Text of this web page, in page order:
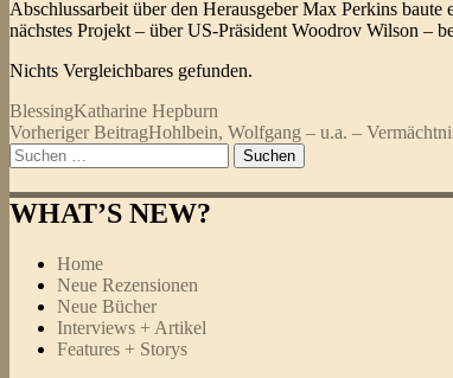
Abschlussarbeit über den Herausgeber Max Perkins
nächstes Projekt – über US-Präsident Woodrov Wilson –
Nichts Vergleichbares gefunden.
BlessingKatharine Hepburn
Beitragsnavigation
Vorheriger BeitragHohlbein, Wolfgang – u.a. –
Suchen
nach:
WHAT’S NEW?
Home
Neue Rezensionen
Neue Bücher
Interviews + Artikel
Features + Storys